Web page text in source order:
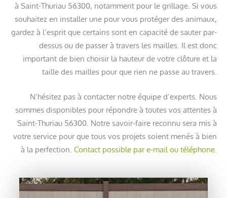
à Saint-Thuriau 56300, notamment pour le grillage. Si vous
souhaitez en installer une pour vous protéger des animaux,
gardez à l’esprit que certains sont en capacité de sauter par-
dessus ou de passer à travers les mailles. Il est donc
important de bien choisir la hauteur de votre clôture et la
taille des mailles pour que rien ne passe au travers.
N’hésitez pas à contacter notre équipe d’experts. Nous
sommes disponibles pour répondre à toutes vos attentes à
Saint-Thuriau 56300. Notre savoir-faire reconnu sera mis à
votre service pour que tous vos projets soient menés à bien
à la perfection. Contact possible par e-mail ou téléphone.